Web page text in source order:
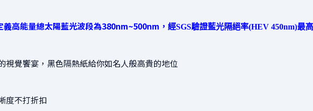
義高能量總太陽藍光波段為380nm~500nm， 經SGS驗證藍光隔絕率(HEV 450nm)最
視覺饗宴，黑色隔熱紙給你如名人般高貴的地位
度不打折扣